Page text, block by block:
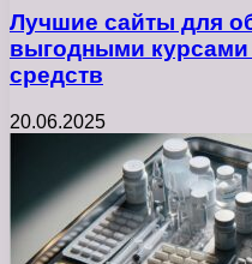
Лучшие сайты для
выгодными
средств
20.06.2025